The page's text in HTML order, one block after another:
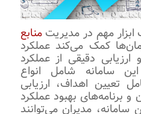
ابزار مهم در مدیریتمنابع
کمک می‌کند عملکرد
ارزیابی دقیقی از عملکرد
سامانه شامل انواع
تعیین اهداف، ارزیابی
و برنامه‌های بهبود عملکرد
سامانه، مدیران می‌توانند